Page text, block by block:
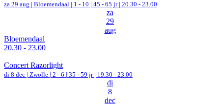
za 29 aug | Bloemendaal | 1 - 10 | 45 - 65 jr | 20.30 - 23.00
za
29
aug
Bloemendaal
20.30 - 23.00
Concert Razorlight
di 8 dec | Zwolle | 2 - 6 | 35 - 59 jr | 19.30 - 23.00
di
8
dec